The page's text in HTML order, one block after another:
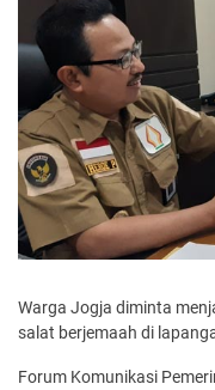
Warga Jogja diminta
salat berjemaah di
Forum Komunikasi